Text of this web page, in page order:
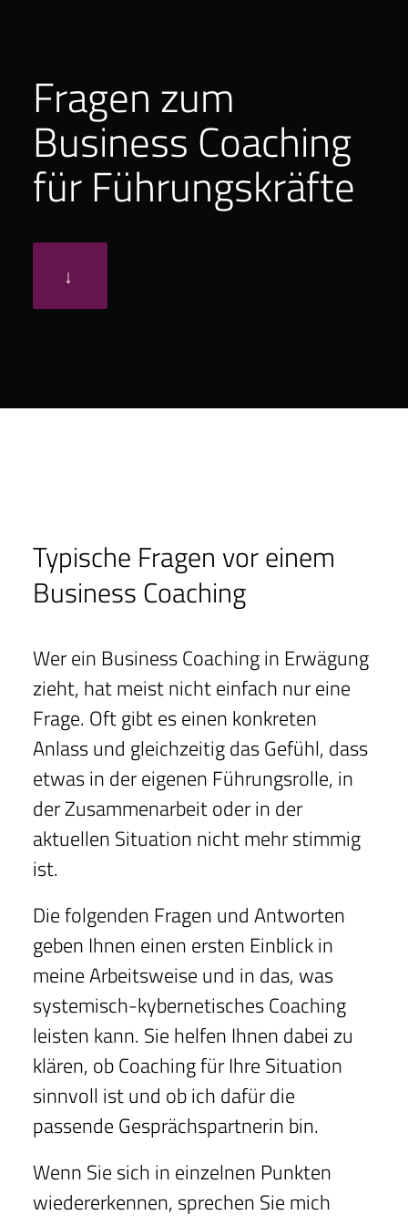
Kontakt
Fragen zum
Business Coaching
für Führungskräfte
↓
Typische Fragen vor einem
Business Coaching
Wer ein Business Coaching in Erwägung
zieht, hat meist nicht einfach nur eine
Frage. Oft gibt es einen konkreten
Anlass und gleichzeitig das Gefühl, dass
etwas in der eigenen Führungsrolle, in
der Zusammenarbeit oder in der
aktuellen Situation nicht mehr stimmig
ist.
Die folgenden Fragen und Antworten
geben Ihnen einen ersten Einblick in
meine Arbeitsweise und in das, was
systemisch-kybernetisches Coaching
leisten kann. Sie helfen Ihnen dabei zu
klären, ob Coaching für Ihre Situation
sinnvoll ist und ob ich dafür die
passende Gesprächspartnerin bin.
Wenn Sie sich in einzelnen Punkten
wiedererkennen, sprechen Sie mich